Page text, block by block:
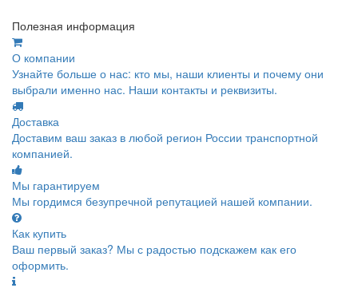
Полезная информация
О компании
Узнайте больше о нас: кто мы, наши клиенты и почему они
выбрали именно нас. Наши контакты и реквизиты.
Доставка
Доставим ваш заказ в любой регион России транспортной
компанией.
Мы гарантируем
Мы гордимся безупречной репутацией нашей компании.
Как купить
Ваш первый заказ? Мы с радостью подскажем как его
оформить.